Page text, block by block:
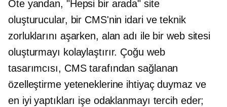
Öte yandan, "Hepsi bir arada" site
oluşturucular, bir CMS'nin idari ve teknik
zorluklarını aşarken, alan adı ile bir web sitesi
oluşturmayı kolaylaştırır. Çoğu web
tasarımcısı, CMS tarafından sağlanan
özelleştirme yeteneklerine ihtiyaç duymaz ve
en iyi yaptıkları işe odaklanmayı tercih eder;